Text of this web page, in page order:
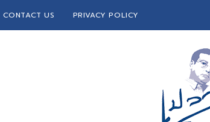
CONTACT US PRIVACY POLICY